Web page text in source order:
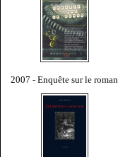
2007 - Enquête sur le roman